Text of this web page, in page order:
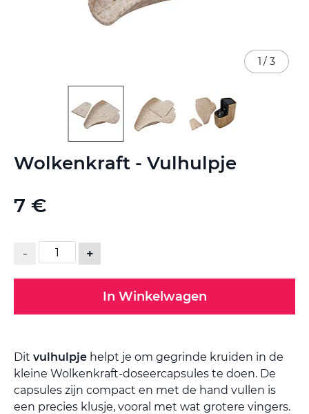
Wolkenkraft - Vulhulpje
7 €
- +
In Winkelwagen
Dit vulhulpje helpt je om gegrinde kruiden in de
kleine Wolkenkraft-doseercapsules te doen. De
capsules zijn compact en met de hand vullen is
een precies klusje, vooral met wat grotere vingers.
1 / 3
naar
van
gallerij